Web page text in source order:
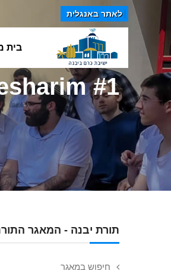
לאתר באנגלית
בית
#1
תורת יבנה - המאגר
חיפוש במאגר